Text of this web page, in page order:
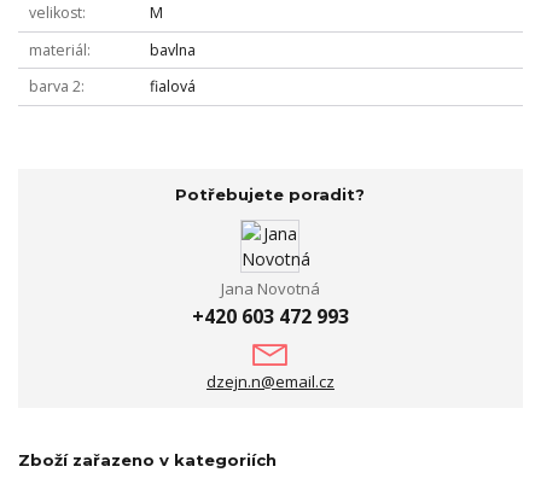
velikost
M
materiál
bavlna
barva 2
fialová
Potřebujete poradit?
Jana Novotná
+420 603 472 993
dzejn.n@email.cz
Zboží zařazeno v kategoriích